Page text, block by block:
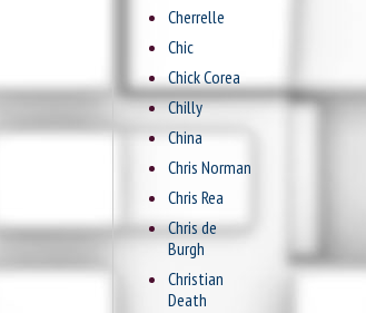
Cherrelle
Chic
Chick Corea
Chilly
China
Chris Norman
Chris Rea
Chris de
Burgh
Christian
Death